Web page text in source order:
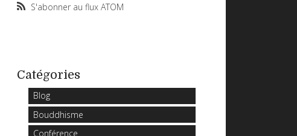
S'abonner au flux ATOM
Catégories
Blog
Bouddhisme
Conférence